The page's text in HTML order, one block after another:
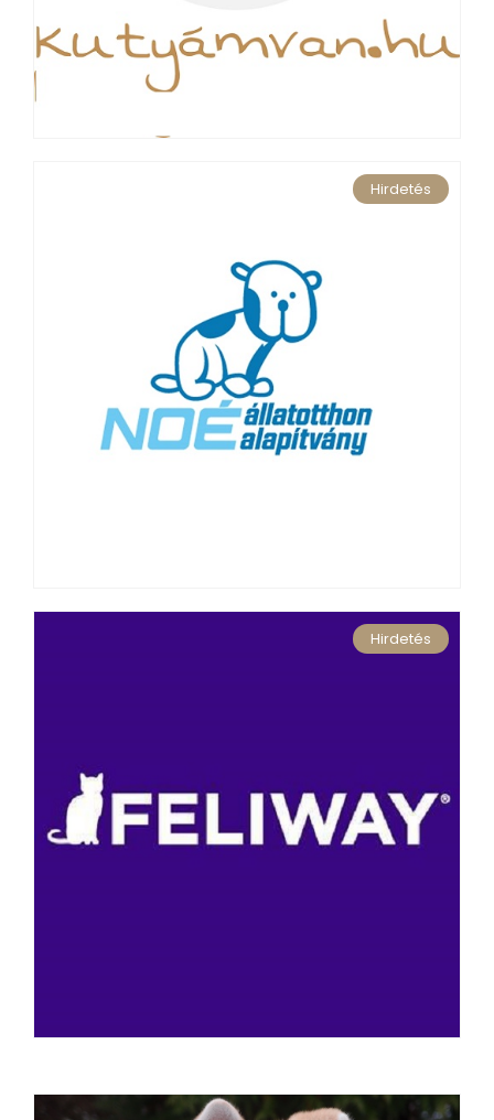
Hirdetés
Hirdetés